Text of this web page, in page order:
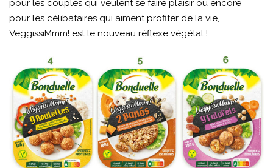
pour les couples qui veulent se faire plaisir ou encore
pour les célibataires qui aiment profiter de la vie,
VeggissiMmm! est le nouveau réflexe végétal !